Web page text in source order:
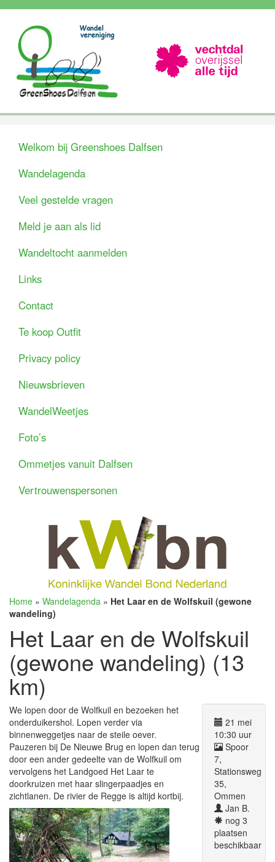
Welkom bij Greenshoes Dalfsen
Wandelagenda
Veel gestelde vragen
Meld je aan als lid
Wandeltocht aanmelden
Links
Contact
Te koop Outfit
Privacy policy
Nieuwsbrieven
WandelWeetjes
Foto’s
Ommetjes vanuit Dalfsen
Vertrouwenspersonen
Home » Wandelagenda » Het Laar en de Wolfskuil (gewone
wandeling)
Het Laar en de Wolfskuil
(gewone wandeling) (13
km)
21 mei
10:30 uur
Spoor
7,
Stationsweg
35,
Ommen
Jan B.
nog 3
plaatsen
beschikbaar
We lopen door de Wolfkuil en bezoeken het
onderduikershol. Lopen verder via
binnenweggetjes naar de steile oever.
Pauzeren bij De Nieuwe Brug en lopen dan terug
door een ander gedeelte van de Wolfkuil om
vervolgens het Landgoed Het Laar te
doorkruizen met haar slingerpaadjes en
zichtlanen. De rivier de Regge is altijd kortbij.